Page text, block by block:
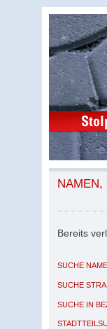
NAMEN,
Bereits
SUCHE NAME
SUCHE
SUCHE IN